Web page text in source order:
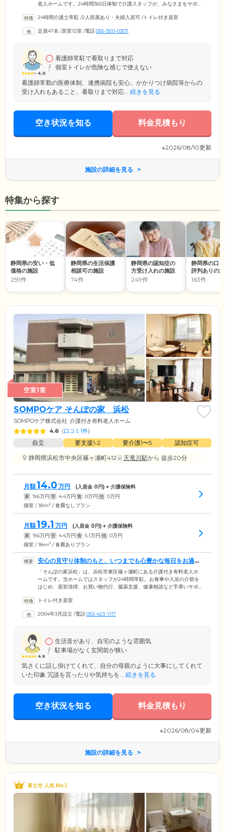
老人ホームです。24時間365日体制で介護スタッフが、みなさまをサポー
月に2回提携医療機関による訪問診療を行うことで、小さな体調の変化も
ながら、みなさまのケアにあたっています。なおご入居前からのかかり
24時間介護士常駐 /2人部屋あり・夫婦入居可 /トイレ付き居室
定員47名 /居室12室 /電話055-920-0307
4.0
看護師常駐で看取りまで対応
個室トイレが危険な感じで使えない
看護師常勤の医療体制、連携病院も安心。かかりつけ病院等からの
受け入れもあること、看取りまで対応... 続きを見る
空き状況を知る 料金見積もり
※2026/08/10更新
施設の詳細を見る
特集から探す
静岡県の安い・低
価格の施設
259件
静岡県の生活保護
相談可の施設
74件
静岡県の認知症の
方受け入れの施設
249件
静岡県の口
評判ありの
163件
空室1室
SOMPOケア そんぽの家 浜松
SOMPOケア株式会社 介護付き有料老人ホーム
4.6 (口コミ1件)
自立 要支援1•2 要介護1〜5
認知症可
静岡県浜松市中央区篠ヶ瀬町412
天竜川駅から 徒歩20分
月額14.0 万円 (入居金 0 円) + 介護保険料
家 9.6万円 管 4.4万円 食 0万円 他 0万円
個室 / 18m2 / 食費なしプラン
月額19.1 万円 (入居金 0 円) + 介護保険料
家 9.6万円 管 4.4万円 食 5.1万円 他 0万円
個室 / 18m2 / 食費ありプラン
安心の見守り体制のもと、いつまでも心豊かな毎日をお過ご
しください
「そんぽの家浜松」は、浜松市東区篠ヶ瀬町にある介護付き有料老人ホ
ームです。当ホームではスタッフが24時間常駐。お食事や入浴の介助を
はじめ、居室清掃、お買い物代行、服薬支援、健康相談など手厚いサポ
も安心の環境のため、生活のひととおりのことができる「自立」の方か
です。館内は段差をなくし、随所に手すりを設置したバリアフリー設
タッフが駆け付けます。
トイレ付き居室
2004年3月設立 /電話053-423-1117
4.6
生活音があり、自宅のような雰囲気
駐車場がなく玄関前が狭い
気さくに話し掛けてくれて、自分の母親のように大事にしてくれて
いた印象 冗談を言ったりや気持ちを... 続きを見る
空き状況を知る 料金見積もり
※2026/08/04更新
施設の詳細を見る
富士市 人気 No.1